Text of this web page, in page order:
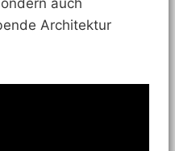
auch
Architektur